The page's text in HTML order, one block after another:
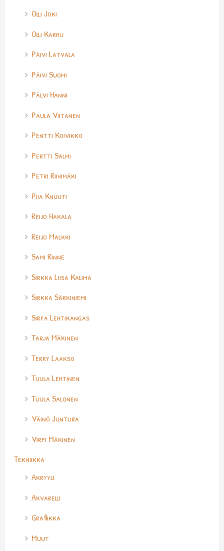
Olli Joki
Olli Karhu
Päivi Latvala
Päivi Suomi
Pälvi Hanni
Paula Viitanen
Pentti Koivikko
Pertti Salmi
Petri Riihimäki
Piia Knuuti
Reijo Hakala
Reijo Malkki
Sami Rinne
Sirkka Liisa Kalima
Sirkka Särkiniemi
Sirpa Lehtikangas
Tarja Mäkinen
Terry Laakso
Tuula Lehtinen
Tuula Salonen
Väinö Juntura
Virpi Mäkinen
Tekniikka
Akryyli
Akvarelli
Grafiikka
Muut